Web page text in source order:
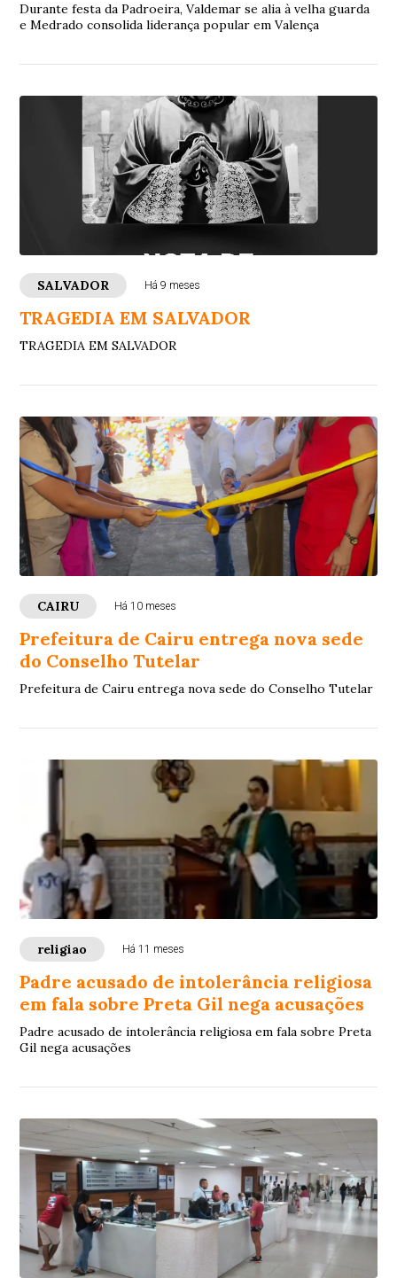
Durante festa da Padroeira, Valdemar se alia à velha guarda
e Medrado consolida liderança popular em Valença
SALVADOR Há 9 meses
TRAGEDIA EM SALVADOR
TRAGEDIA EM SALVADOR
CAIRU Há 10 meses
Prefeitura de Cairu entrega nova sede
do Conselho Tutelar
Prefeitura de Cairu entrega nova sede do Conselho Tutelar
religiao Há 11 meses
Padre acusado de intolerância religiosa
em fala sobre Preta Gil nega acusações
Padre acusado de intolerância religiosa em fala sobre Preta
Gil nega acusações